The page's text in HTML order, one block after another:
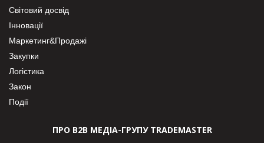
Світовий досвід
Інновації
Маркетинг&Продажі
Закупки
Логістика
Закон
Події
ПРО В2В МЕДІА-ГРУПУ TRADEMASTER